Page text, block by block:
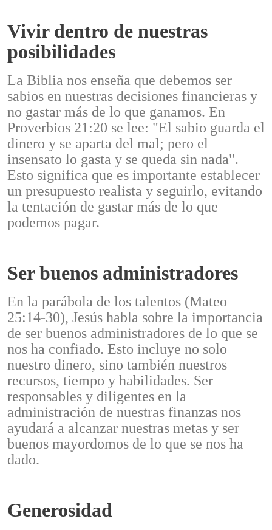
Vivir dentro de nuestras
posibilidades
La Biblia nos enseña que debemos ser
sabios en nuestras decisiones financieras y
no gastar más de lo que ganamos. En
Proverbios 21:20 se lee: "El sabio guarda el
dinero y se aparta del mal; pero el
insensato lo gasta y se queda sin nada".
Esto significa que es importante establecer
un presupuesto realista y seguirlo, evitando
la tentación de gastar más de lo que
podemos pagar.
Ser buenos administradores
En la parábola de los talentos (Mateo
25:14-30), Jesús habla sobre la importancia
de ser buenos administradores de lo que se
nos ha confiado. Esto incluye no solo
nuestro dinero, sino también nuestros
recursos, tiempo y habilidades. Ser
responsables y diligentes en la
administración de nuestras finanzas nos
ayudará a alcanzar nuestras metas y ser
buenos mayordomos de lo que se nos ha
dado.
Generosidad